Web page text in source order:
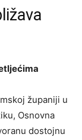
županiji u
Osnovna
dostojnu